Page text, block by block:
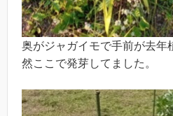
奥がジャガイモで手前が去年
然ここで発芽してました。